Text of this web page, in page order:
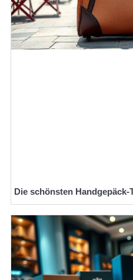
Die schönsten